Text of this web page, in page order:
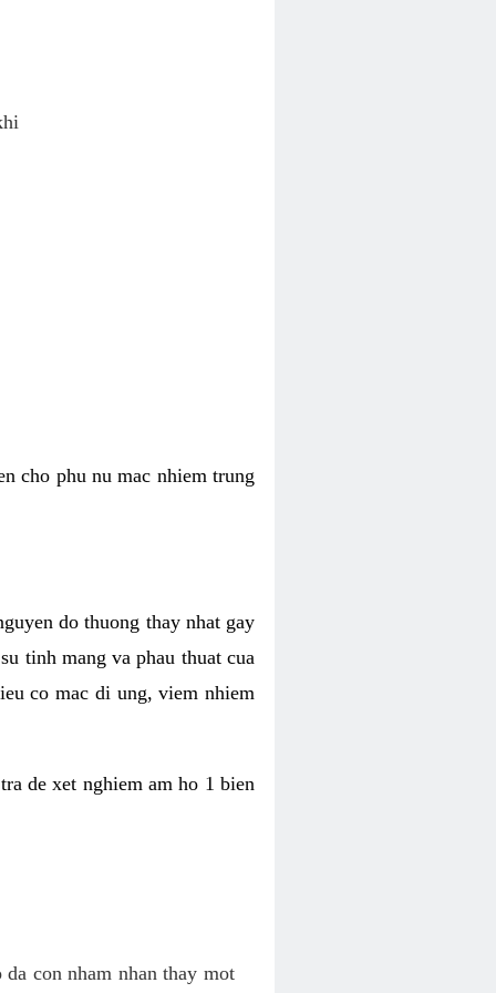
cho phu nu mac nhiem trung
do thuong thay nhat gay
tinh mang va phau thuat cua
co mac di ung, viem nhiem
de xet nghiem am ho 1 bien
con nham nhan thay mot